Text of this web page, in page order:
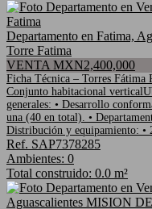
Departamento en Fatima,
Torre Fatima
VENTA MXN2,400,000
Ficha Técnica – Torres Fátima
Conjunto habitacional
generales: • Desarrollo
una (40 en total). •
Distribución y equipamiento: •
Ref. SAP7378285
Ambientes: 0
Total construido: 0.0 m²